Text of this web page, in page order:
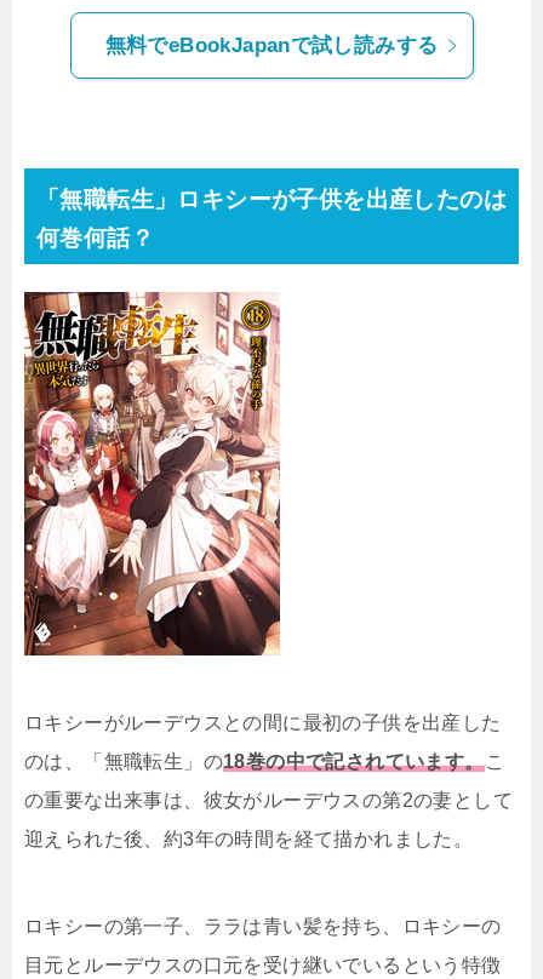
無料でeBookJapanで試し読みする
「無職転生」ロキシーが子供を出産したのは
何巻何話？
ロキシーがルーデウスとの間に最初の子供を出産した
のは、「無職転生」の18巻の中で記されています。こ
の重要な出来事は、彼女がルーデウスの第2の妻として
迎えられた後、約3年の時間を経て描かれました。
ロキシーの第一子、ララは青い髪を持ち、ロキシーの
目元とルーデウスの口元を受け継いでいるという特徴